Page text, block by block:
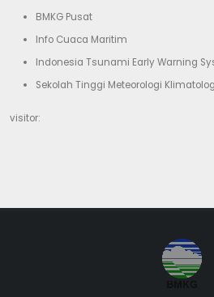
BMKG Pusat
Info Cuaca Maritim
Indonesia Tsunami Early Warning
Sekolah Tinggi Meteorologi
visitor: